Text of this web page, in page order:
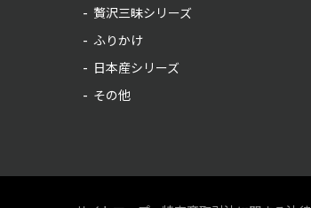
贅沢三昧シリーズ
ふりかけ
日本産シリーズ
その他